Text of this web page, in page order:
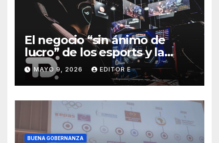
El negocio “sin ánimo de
lucro” de los esports y la
batalla por el control del
deporte y sus eventos
MAYO 9, 2026 EDITOR E
BUENA GOBERNANZA